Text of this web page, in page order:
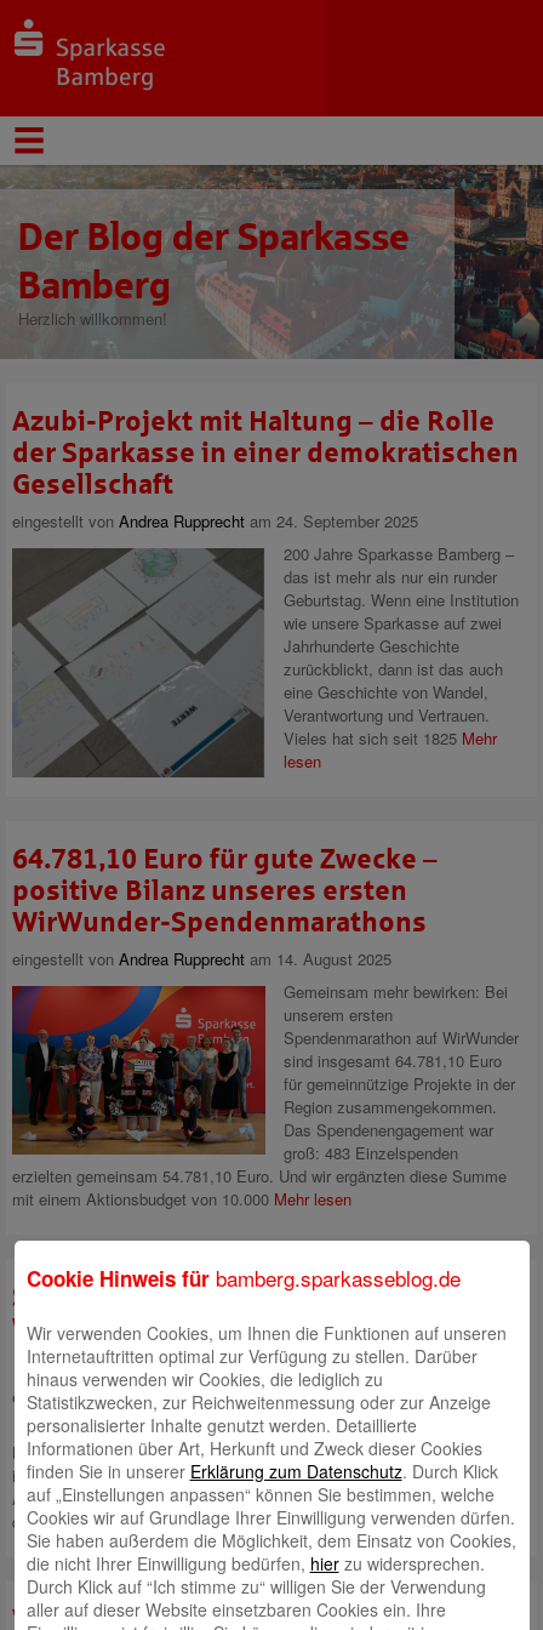
Der Blog der Sparkasse
Bamberg
Herzlich willkommen!
Azubi-Projekt mit Haltung – die Rolle
der Sparkasse in einer demokratischen
Gesellschaft
eingestellt von Andrea Rupprecht am 24. September 2025
200 Jahre Sparkasse Bamberg –
das ist mehr als nur ein runder
Geburtstag. Wenn eine Institution
wie unsere Sparkasse auf zwei
Jahrhunderte Geschichte
zurückblickt, dann ist das auch
eine Geschichte von Wandel,
Verantwortung und Vertrauen.
Vieles hat sich seit 1825 Mehr
lesen
64.781,10 Euro für gute Zwecke –
positive Bilanz unseres ersten
WirWunder-Spendenmarathons
eingestellt von Andrea Rupprecht am 14. August 2025
Gemeinsam mehr bewirken: Bei
unserem ersten
Spendenmarathon auf WirWunder
sind insgesamt 64.781,10 Euro
für gemeinnützige Projekte in der
Region zusammengekommen.
Das Spendenengagement war
groß: 483 Einzelspenden
erzielten gemeinsam 54.781,10 Euro. Und wir ergänzten diese Summe
mit einem Aktionsbudget von 10.000 Mehr lesen
Summ, summ, summ –
Wildbienenparadies auf der
Fuchsenwiese
eingestellt vonAndrea Rupprechtam 6. Juni 2025
Bereits in unserem allerersten
Blog-Beitrag vor über vier Jahren haben wir thematisiert, wie wichtig es
ist, sich für Bienen einzusetzen. Unser Engagement für den Erhalt der
Artenvielfalt geht weiter: Mit einer Spende von 5.000 Euro fördern wir
den Aufbau einesMehr lesen
Viele tolle Projekte, die wir fördern
Cookie Hinweis für bamberg.sparkasseblog.de
Wir verwenden Cookies, um Ihnen die Funktionen auf unseren
Internetauftritten optimal zur Verfügung zu stellen. Darüber
hinaus verwenden wir Cookies, die lediglich zu
Statistikzwecken, zur Reichweitenmessung oder zur Anzeige
personalisierter Inhalte genutzt werden. Detaillierte
Informationen über Art, Herkunft und Zweck dieser Cookies
finden Sie in unserer Erklärung zum Datenschutz. Durch Klick
auf „Einstellungen anpassen“ können Sie bestimmen, welche
Cookies wir auf Grundlage Ihrer Einwilligung verwenden dürfen.
Sie haben außerdem die Möglichkeit, dem Einsatz von Cookies,
die nicht Ihrer Einwilligung bedürfen, hierzu widersprechen.
Durch Klick auf “Ich stimme zu“ willigen Sie der Verwendung
aller auf dieser Website einsetzbaren Cookies ein. Ihre